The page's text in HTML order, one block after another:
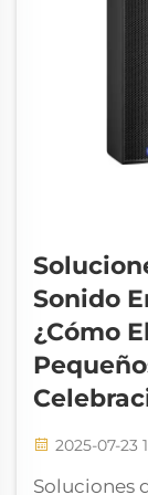
Sonido
¿Cómo
2025-07-23
Soluciones